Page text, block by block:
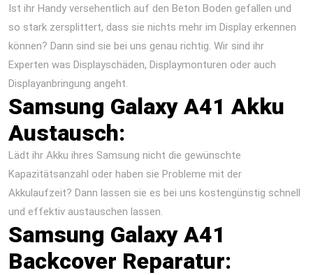
Ist ihr Handy versehentlich auf den Beton Boden gefallen und
so stark zersplittert, dass sie nichts mehr im Display erkennen
können? Dann sind sie bei uns genau richtig. Wir sind ihr
Experten was Displayschäden, Displaymonturen oder auch
Displayanbringung angeht.
Samsung Galaxy A41 Akku
Austausch:
Lädt ihr Akku ihres Samsung nicht die gewünschte
Kapazitätsanzahl oder haben sie Probleme mit der
Akkulaufzeit? Dann lassen sie es bei uns kostengünstig schnell
und effektiv austauschen lassen.
Samsung Galaxy A41
Backcover Reparatur: